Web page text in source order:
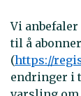
Vi anbefaler
til å
(https://
endringer i